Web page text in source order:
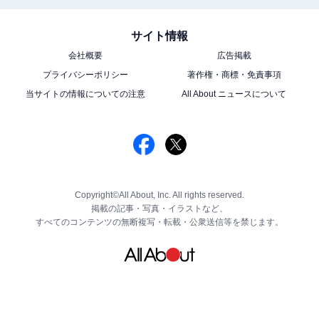
サイト情報
会社概要
広告掲載
プライバシーポリシー
著作権・商標・免責事項
当サイトの情報についての注意
All About ニュースについて
Copyright©All About, Inc. All rights reserved.
掲載の記事・写真・イラストなど、
すべてのコンテンツの無断複写・転載・公衆送信等を禁じます。